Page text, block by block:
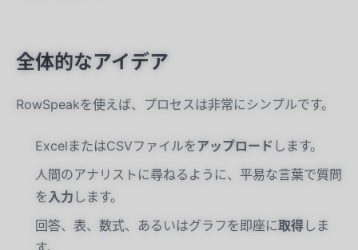
全体的なアイデア
RowSpeakを使えば、プロセスは非常にシンプルです。
ExcelまたはCSVファイルをアップロード します。
人間のアナリストに尋ねるように、平易な言葉で質問
を 入力 します。
回答、表、数式、あるいはグラフを即座に取得しま